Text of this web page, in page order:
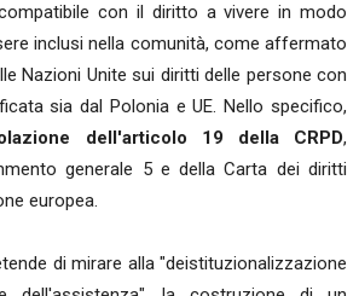
con il diritto a vivere in modo
inclusi nella comunità, come affermato
Nazioni Unite sui diritti delle persone con
sia dal Polonia e UE. Nello specifico,
dell'articolo 19 della CRPD,
generale 5 e della Carta dei diritti
europea.
di mirare alla "deistituzionalizzazione